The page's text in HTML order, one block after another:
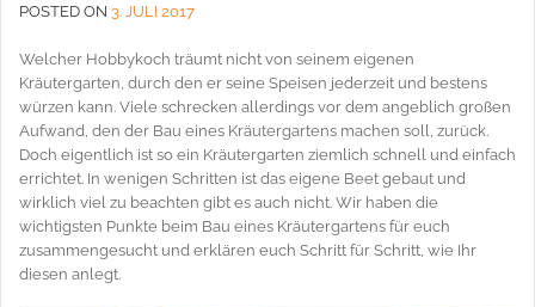
POSTED ON 3. JULI 2017
Welcher Hobbykoch träumt nicht von seinem eigenen
Kräutergarten, durch den er seine Speisen jederzeit und bestens
würzen kann. Viele schrecken allerdings vor dem angeblich großen
Aufwand, den der Bau eines Kräutergartens machen soll, zurück.
Doch eigentlich ist so ein Kräutergarten ziemlich schnell und einfach
errichtet. In wenigen Schritten ist das eigene Beet gebaut und
wirklich viel zu beachten gibt es auch nicht. Wir haben die
wichtigsten Punkte beim Bau eines Kräutergartens für euch
zusammengesucht und erklären euch Schritt für Schritt, wie Ihr
diesen anlegt.